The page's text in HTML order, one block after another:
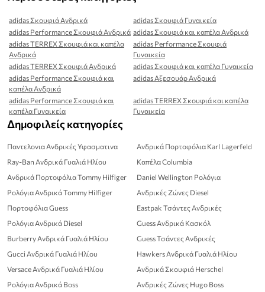
adidas Σκουφιά Ανδρικά
adidas Σκουφιά Γυναικεία
adidas Performance Σκουφιά Ανδρικά adidas Σκουφιά και καπέλα Ανδρικά
adidas TERREX Σκουφιά και καπέλα
Ανδρικά
adidas Performance Σκουφιά
Γυναικεία
adidas TERREX Σκουφιά Ανδρικά
adidas Σκουφιά και καπέλα Γυναικεία
adidas Performance Σκουφιά και
καπέλα Ανδρικά
adidas Αξεσουάρ Ανδρικά
adidas Performance Σκουφιά και
καπέλα Γυναικεία
adidas TERREX Σκουφιά και καπέλα
Γυναικεία
Δημοφιλείς κατηγορίες
Παντελονια Ανδρικές Υφασματινα
Ray-Ban Ανδρικά Γυαλιά Ηλίου
Ανδρικά Πορτοφόλια Tommy Hilfiger
Ρολόγια Ανδρικά Tommy Hilfiger
Πορτοφόλια Guess
Ρολόγια Ανδρικά Diesel
Burberry Ανδρικά Γυαλιά Ηλίου
Gucci Ανδρικά Γυαλιά Ηλίου
Versace Ανδρικά Γυαλιά Ηλίου
Ρολόγια Ανδρικά Boss
Ανδρικά Πορτοφόλια Karl Lagerfeld
Καπέλα Columbia
Daniel Wellington Ρολόγια
Ανδρικές Ζώνες Diesel
Eastpak Τσάντες Ανδρικές
Guess Ανδρικά Κασκόλ
Guess Τσάντες Ανδρικές
Hawkers Ανδρικά Γυαλιά Ηλίου
Ανδρικά Σκουφιά Herschel
Ανδρικές Ζώνες Hugo Boss